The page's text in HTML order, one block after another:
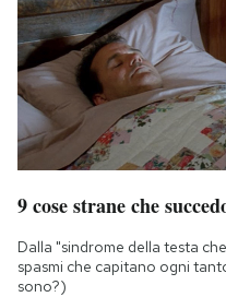
9 cose strane che
Dalla "sindrome della testa
spasmi che capitano ogni
sono?)